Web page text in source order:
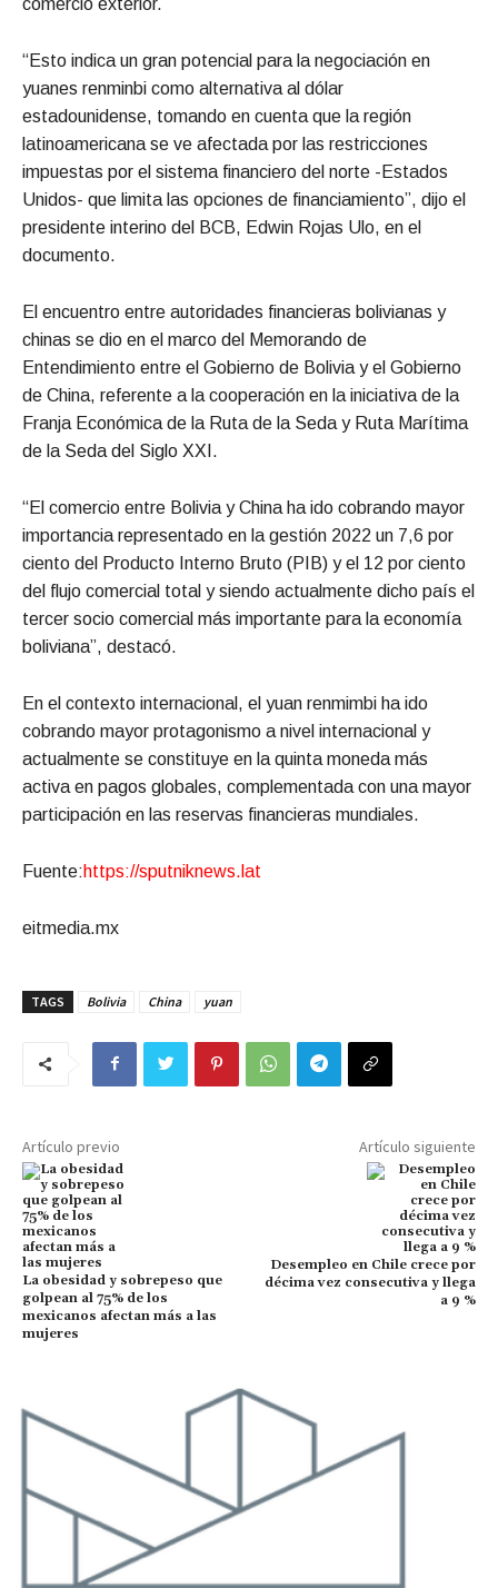
“Esto indica un gran potencial para la negociación en
yuanes renminbi como alternativa al dólar
estadounidense, tomando en cuenta que la región
latinoamericana se ve afectada por las restricciones
impuestas por el sistema financiero del norte -Estados
Unidos- que limita las opciones de financiamiento”, dijo el
presidente interino del BCB, Edwin Rojas Ulo, en el
documento.
El encuentro entre autoridades financieras bolivianas y
chinas se dio en el marco del Memorando de
Entendimiento entre el Gobierno de Bolivia y el Gobierno
de China, referente a la cooperación en la iniciativa de la
Franja Económica de la Ruta de la Seda y Ruta Marítima
de la Seda del Siglo XXI.
“El comercio entre Bolivia y China ha ido cobrando mayor
importancia representado en la gestión 2022 un 7,6 por
ciento del Producto Interno Bruto (PIB) y el 12 por ciento
del flujo comercial total y siendo actualmente dicho país el
tercer socio comercial más importante para la economía
boliviana”, destacó.
En el contexto internacional, el yuan renmimbi ha ido
cobrando mayor protagonismo a nivel internacional y
actualmente se constituye en la quinta moneda más
activa en pagos globales, complementada con una mayor
participación en las reservas financieras mundiales.
Fuente:https://sputniknews.lat
eitmedia.mx
TAGS Bolivia China yuan
Artículo previo
La obesidad y sobrepeso que
golpean al 75% de los
mexicanos afectan más a las
mujeres
Artículo siguiente
Desempleo en Chile crece por
décima vez consecutiva y llega
a 9 %